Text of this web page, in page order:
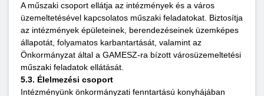
A műszaki csoport ellátja az intézmények és a város
üzemeltetésével kapcsolatos műszaki feladatokat. Biztosítja
az intézmények épületeinek, berendezéseinek üzemképes
állapotát, folyamatos karbantartását, valamint az
Önkormányzat által a GAMESZ-ra bízott városüzemeltetési
műszaki feladatok ellátását.
5.3. Élelmezési csoport
Intézményünk önkormányzati fenntartású konyhájában